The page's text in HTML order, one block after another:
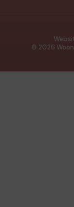
© 2026